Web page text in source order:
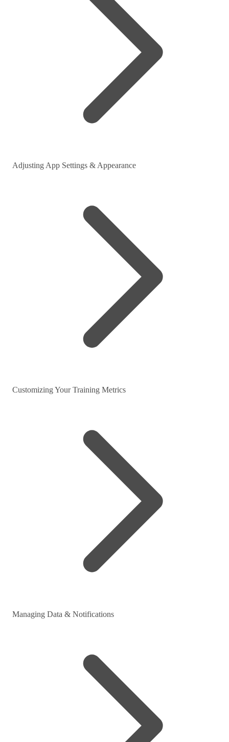
Adjusting App Settings & Appearance
Customizing Your Training Metrics
Managing Data & Notifications